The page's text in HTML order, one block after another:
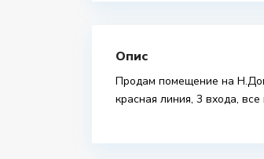
Опис
Продам помещение на
красная линия, 3 входа,